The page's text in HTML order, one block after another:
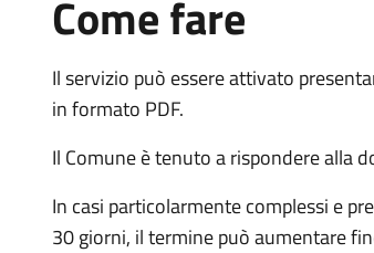
Come fare
Il servizio può essere attivato
in formato PDF.
Il Comune è tenuto a rispondere alla
In casi particolarmente complessi e
30 giorni, il termine può aumentare